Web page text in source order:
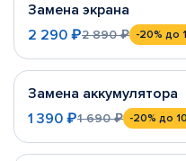
Замена экрана
2 290 ₽2 890 ₽ -20% до
Замена аккумулятора
1 390 ₽1 690 ₽ -20% до